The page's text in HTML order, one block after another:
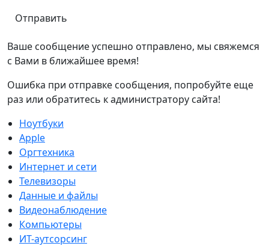
Ваше сообщение успешно отправлено, мы свяжемся
с Вами в ближайшее время!
Ошибка при отправке сообщения, попробуйте еще
раз или обратитесь к администратору сайта!
Ноутбуки
Apple
Оргтехника
Интернет и сети
Телевизоры
Данные и файлы
Видеонаблюдение
Компьютеры
ИТ-аутсорсинг